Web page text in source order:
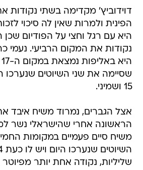
דוידוביץ' מקדימה בשתי נקודות
הפינית ולמרות שאין לה סיכוי
נקודות את המקום הרביעי. נעמי
15 ושמיני.
אצל הגברים, נמרוד משיח איבד
הראשונה אחרי שהישראלי נשר
משיח סיים פעמיים במקומות
שליליות, נקודה אחת יותר